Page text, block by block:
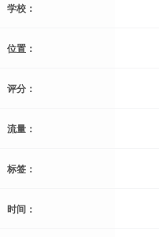
学校：
位置：
评分：
流量：
标签：
时间：